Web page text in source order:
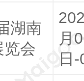
湖南
览会
月
日